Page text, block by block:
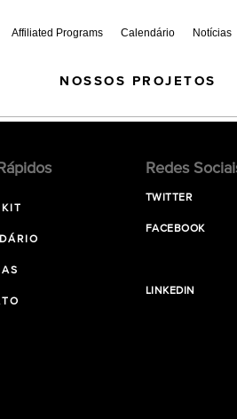
Affiliated Programs Calendário Notícias
NOSSOS PROJETOS
Redes
TWITTER
FACEBOOK
LINKEDIN